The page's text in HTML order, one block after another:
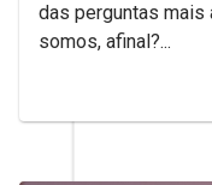
das perguntas mais
somos, afinal?...